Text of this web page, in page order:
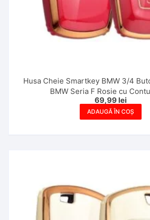
Husa Cheie Smartkey BMW 3/4
BMW Seria F Rosie cu
69,99 lei
ADAUGĂ ÎN COȘ